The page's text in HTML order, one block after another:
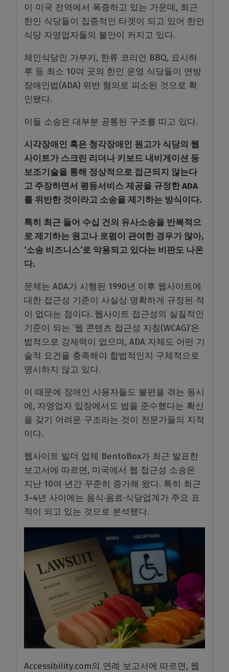
이 미국 전역에서 폭증하고 있는 가운데, 최근
한인 식당들이 집중적인 타겟이 되고 있어 한인
식당 자영업자들의 불안이 커지고 있다.
체인식당인 가부키, 한류 코리언 BBQ, 요시하
루 등 최소 10여 곳의 한인 운영 식당들이 연방
장애인법(ADA) 위반 혐의로 피소된 것으로 확
인됐다.
이들 소송은 대부분 공통된 구조를 띠고 있다.
시각장애인 혹은 청각장애인 원고가 식당의 웹
사이트가 스크린 리더나 키보드 내비게이션 등
보조기술을 통해 정상적으로 접근되지 않는다
고 주장하면서 평등서비스 제공을 규정한 ADA
를 위반한 것이라고 소송을 제기하는 방식이다.
특히 최근 들어 수십 건의 유사소송을 반복적으
로 제기하는 원고나 로펌이 관여한 경우가 많아,
‘소송 비즈니스’로 악용되고 있다는 비판도 나온
다.
문제는 ADA가 시행된 1990년 이후 웹사이트에
대한 접근성 기준이 사실상 명확하게 규정된 적
이 없다는 점이다. 웹사이트 접근성의 실질적인
기준이 되는 ‘웹 콘텐츠 접근성 지침(WCAG)’은
법적으로 강제력이 없으며, ADA 자체도 어떤 기
술적 요건을 충족해야 합법적인지 구체적으로
명시하지 않고 있다.
이 때문에 장애인 사용자들도 불편을 겪는 동시
에, 자영업자 입장에서도 법을 준수했다는 확신
을 갖기 어려운 구조라는 것이 전문가들의 지적
이다.
웹사이트 빌더 업체 BentoBox가 최근 발표한
보고서에 따르면, 미국에서 웹 접근성 소송은
지난 10여 년간 꾸준히 증가해 왔다. 특히 최근
3~4년 사이에는 음식·음료·식당업계가 주요 표
적이 되고 있는 것으로 분석됐다.
Accessibility.com의 연례 보고서에 따르면, 웹